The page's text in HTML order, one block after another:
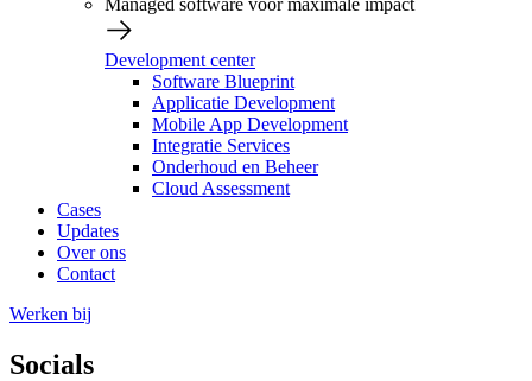
Managed software voor maximale impact
Development center
Software Blueprint
Applicatie Development
Mobile App Development
Integratie Services
Onderhoud en Beheer
Cloud Assessment
Cases
Updates
Over ons
Contact
Werken bij
Socials